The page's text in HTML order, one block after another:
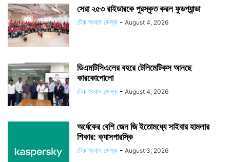
সেরা ২৫৩ রাইডারকে পুরস্কৃত করল ফুডপ্যান্ডা
টেক সংবাদ ডেস্ক - August 4, 2026
ডিএমটিসিএলের বহরে টেলিমেটিকস আনছে
কারকোপোলো
টেক সংবাদ ডেস্ক - August 4, 2026
অর্ধেকের বেশি জেন জি ইতোমধ্যে সাইবার হামলার
শিকার: ক্যাসপারস্কি
টেক সংবাদ ডেস্ক - August 3, 2026